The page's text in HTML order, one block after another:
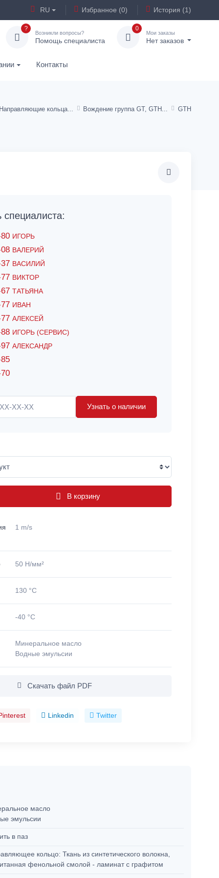
RU Избранное (0) История (1)
?
Возникли вопросы?
Помощь специалиста
0
Мои заказы
Нет заказов
Контакты
Направляющие кольца Вождение группа GT, GTH GTH
ИГОРЬ
ВАЛЕРИЙ
ВАСИЛИЙ
ВИКТОР
ТАТЬЯНА
ИВАН
АЛЕКСЕЙ
ИГОРЬ (СЕРВИС)
АЛЕКСАНДР
Узнать о наличии
В корзину
1 m/s
50 Н/мм²
130 °C
-40 °C
Минеральное масло
Водные эмульсии
Скачать файл PDF
Linkedin Twitter
масло
эмульсии
в паз
кольцо: Ткань из синтетического волокна,
фенольной смолой - ламинат с графитом